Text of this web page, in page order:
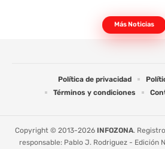
Más Noticias
Política de privacidad
Términos y condiciones
Copyright © 2013-2026 INFOZONA.
responsable: Pablo J. Rodriguez - Edición